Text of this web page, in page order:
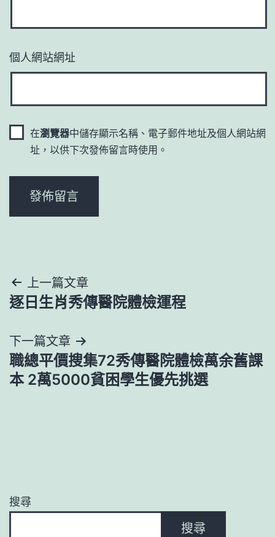
個人網站網址
在瀏覽器中儲存顯示名稱、電子郵件地址及個人網站網
址，以供下次發佈留言時使用。
文
章
導
覽
上一篇文章
逐日生肖秀傳醫院體檢運程
下一篇文章
職總平價搜集72秀傳醫院體檢萬余舊課
本 2萬5000貧困學生優先挑選
搜尋
搜尋